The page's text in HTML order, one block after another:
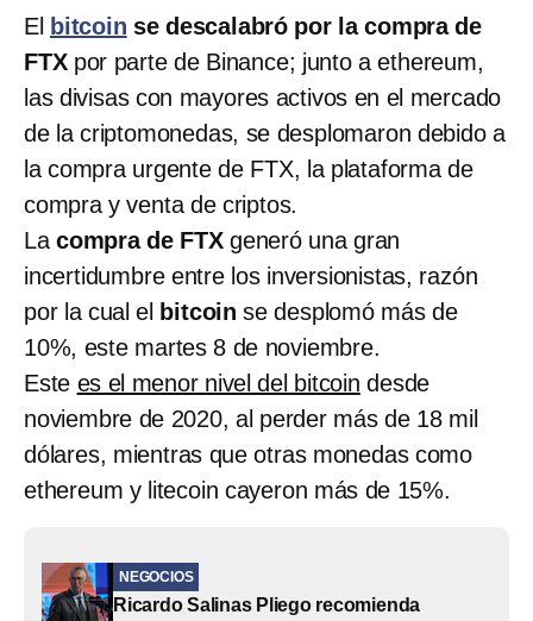
El bitcoin se descalabró por la compra de
FTXpor parte de Binance; junto a ethereum,
las divisas con mayores activos en el mercado
de la criptomonedas, se desplomaron debido a
la compra urgente de FTX, la plataforma de
compra y venta de criptos.
La compra de FTX generó una gran
incertidumbre entre los inversionistas, razón
por la cual el bitcoin se desplomó más de
10%, este martes 8 de noviembre.
Este es el menor nivel del bitcoin desde
noviembre de 2020, al perder más de 18 mil
dólares, mientras que otras monedas como
ethereum y litecoin cayeron más de 15%.
NEGOCIOS
Ricardo Salinas Pliego recomienda